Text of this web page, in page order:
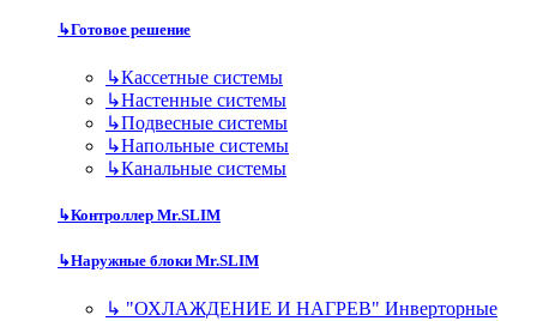
↳Готовое решение
↳Кассетные системы
↳Настенные системы
↳Подвесные системы
↳Напольные системы
↳Канальные системы
↳Контроллер Mr.SLIM
↳Наружные блоки Mr.SLIM
↳ "ОХЛАЖДЕНИЕ И НАГРЕВ" Инверторные